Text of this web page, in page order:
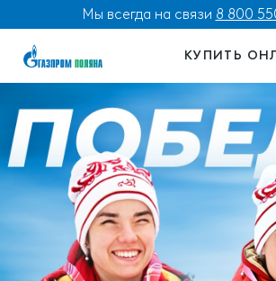
Мы всегда на связи 8 800
КУПИТЬ